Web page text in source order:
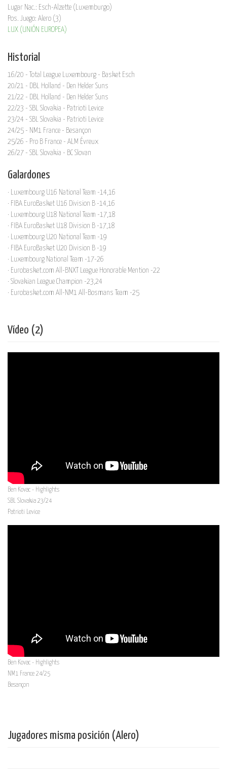
Lugar Nac.: Esch-Alzette (Luxemburgo)
Pos. Juego: Alero (3)
LUX (UNIÓN EUROPEA)
Historial
16/20 - Total League Luxembourg - Basket Esch
20/21 - DBL Holland - Den Helder Suns
21/22 - DBL Holland - Den Helder Suns
22/23 - SBL Slovakia - Patrioti Levice
23/24 - SBL Slovakia - Patrioti Levice
24/25 - NM1 France - Besançon
25/26 - Pro B France - ALM Évreux
26/27 - SBL Slovakia - BC Slovan
Galardones
· Luxembourg U16 National Team -14,16
· FIBA EuroBasket U16 Division B -14,16
· Luxembourg U18 National Team -17,18
· FIBA EuroBasket U18 Division B -17,18
· Luxembourg U20 National Team -19
· FIBA EuroBasket U20 Division B -19
· Luxembourg National Team -17-26
· Eurobasket.com All-BNXT League Honorable Mention -22
· Slovakian League Champion -23,24
· Eurobasket.com All-NM1 All-Bosmans Team -25
Vídeo (2)
Ben Kovac - Highlights
SBL Slovakia 23/24
Patrioti Levice
Ben Kovac - Highlights
NM1 France 24/25
Besançon
Jugadores misma posición (Alero)